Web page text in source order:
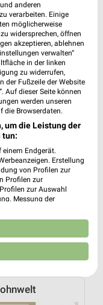
ab 01.08.
gültig
19,5 km
ab 06.08.
Mi. 12.08.
anderen
verarbeiten. Einige
möglicherweise
widersprechen, öffnen
akzeptieren, ablehnen
verwalten“
in der linken
zu widerrufen,
der Fußzeile der Website
Auf dieser Seite können
werden unseren
die Browserdaten.
um die Leistung der
tun:
Endgerät.
Erstellung
von Profilen zur
Profilen zur
zur Auswahl
Messung der
Entwicklung und
Daten zur Auswahl
und in die